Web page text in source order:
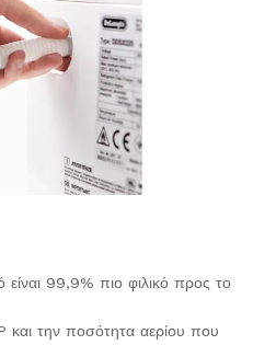
είναι 99,9% πιο φιλικό προς το
και την ποσότητα αερίου που